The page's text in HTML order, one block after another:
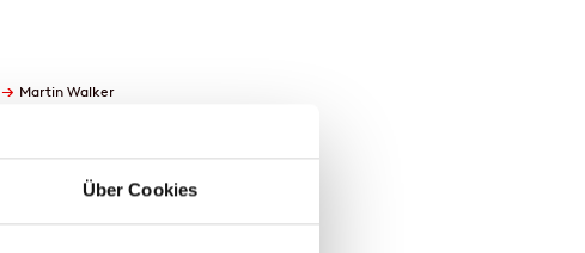
Über Cookies
→ Martin Walker